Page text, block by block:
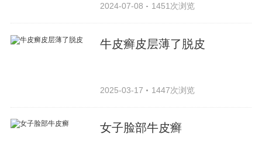
2024-07-08 1451次浏览
牛皮癣皮层薄了脱皮
2025-03-17 1447次浏览
女子脸部牛皮癣